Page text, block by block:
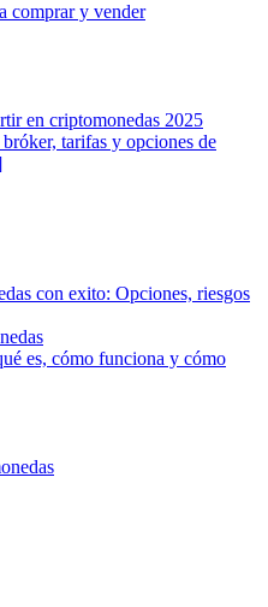
comprar y vender
en criptomonedas 2025
tarifas y opciones de
con exito: Opciones, riesgos
es, cómo funciona y cómo